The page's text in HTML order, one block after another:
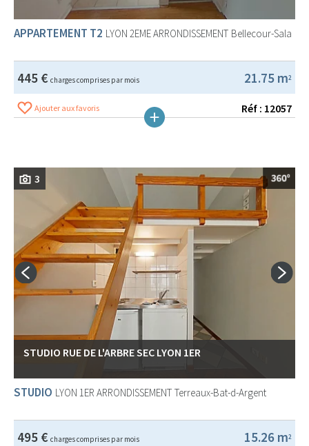
APPARTEMENT T2 LYON 2EME ARRONDISSEMENT Bellecour-Sala
21.75 m2
445 € charges comprises par mois
Ajouter aux favoris Réf : 12057
3
STUDIO RUE DE L'ARBRE SEC LYON 1ER
STUDIO LYON 1ER ARRONDISSEMENT Terreaux-Bat-d-Argent
15.26 m2
495 € charges comprises par mois